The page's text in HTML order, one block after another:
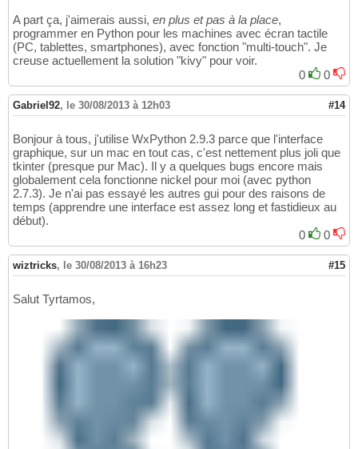
A part ça, j'aimerais aussi, en plus et pas à la place,
programmer en Python pour les machines avec écran tactile
(PC, tablettes, smartphones), avec fonction "multi-touch". Je
creuse actuellement la solution "kivy" pour voir.
0
0
Gabriel92, le 30/08/2013 à 12h03 #14
Bonjour à tous, j'utilise WxPython 2.9.3 parce que l'interface
graphique, sur un mac en tout cas, c'est nettement plus joli que
tkinter (presque pur Mac). Il y a quelques bugs encore mais
globalement cela fonctionne nickel pour moi (avec python
2.7.3). Je n'ai pas essayé les autres gui pour des raisons de
temps (apprendre une interface est assez long et fastidieux au
début).
0
0
wiztricks, le 30/08/2013 à 16h23 #15
Salut Tyrtamos,